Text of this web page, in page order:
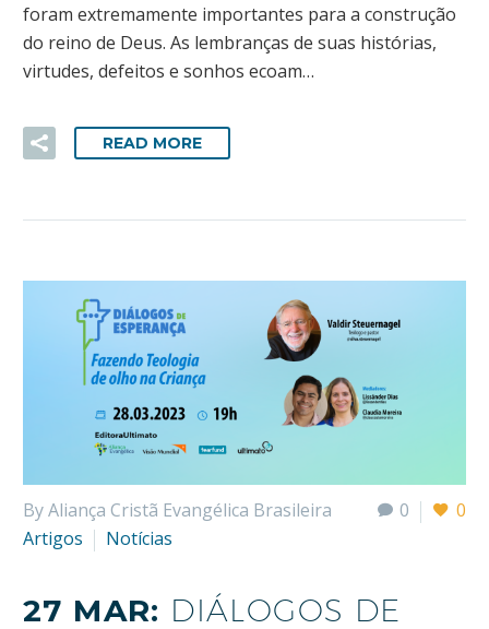
foram extremamente importantes para a construção
do reino de Deus. As lembranças de suas histórias,
virtudes, defeitos e sonhos ecoam…
READ MORE
0 0
By Aliança Cristã Evangélica Brasileira
Artigos
Notícias
27 MAR: DIÁLOGOS DE